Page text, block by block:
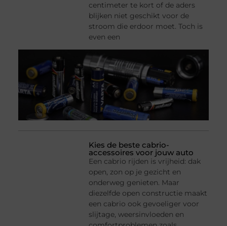
centimeter te kort of de aders
blijken niet geschikt voor de
stroom die erdoor moet. Toch is
even een
Kies de beste cabrio-
accessoires voor jouw auto
Een cabrio rijden is vrijheid: dak
open, zon op je gezicht en
onderweg genieten. Maar
diezelfde open constructie maakt
een cabrio ook gevoeliger voor
slijtage, weersinvloeden en